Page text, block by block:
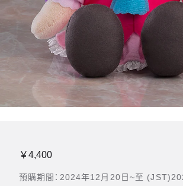
￥4,400
預購期間：2024年12月20日~至